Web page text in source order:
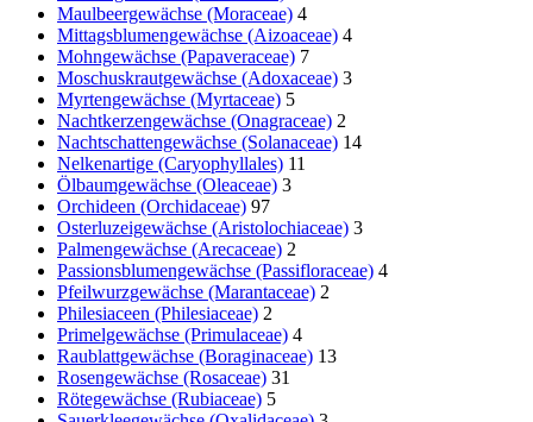
Maulbeergewächse (Moraceae) 4
Mittagsblumengewächse (Aizoaceae) 4
Mohngewächse (Papaveraceae) 7
Moschuskrautgewächse (Adoxaceae) 3
Myrtengewächse (Myrtaceae) 5
Nachtkerzengewächse (Onagraceae) 2
Nachtschattengewächse (Solanaceae) 14
Nelkenartige (Caryophyllales) 11
Ölbaumgewächse (Oleaceae) 3
Orchideen (Orchidaceae) 97
Osterluzeigewächse (Aristolochiaceae) 3
Palmengewächse (Arecaceae) 2
Passionsblumengewächse (Passifloraceae) 4
Pfeilwurzgewächse (Marantaceae) 2
Philesiaceen (Philesiaceae) 2
Primelgewächse (Primulaceae) 4
Raublattgewächse (Boraginaceae) 13
Rosengewächse (Rosaceae) 31
Rötegewächse (Rubiaceae) 5